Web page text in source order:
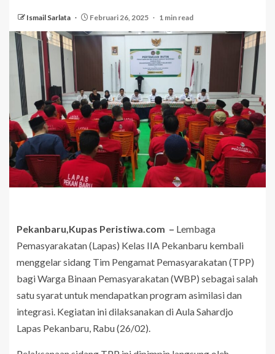
Ismail Sarlata Februari 26, 2025 1 min read
Pekanbaru,Kupas Peristiwa.com – Lembaga
Pemasyarakatan (Lapas) Kelas IIA Pekanbaru kembali
menggelar sidang Tim Pengamat Pemasyarakatan (TPP)
bagi Warga Binaan Pemasyarakatan (WBP) sebagai salah
satu syarat untuk mendapatkan program asimilasi dan
integrasi. Kegiatan ini dilaksanakan di Aula Sahardjo
Lapas Pekanbaru, Rabu (26/02).